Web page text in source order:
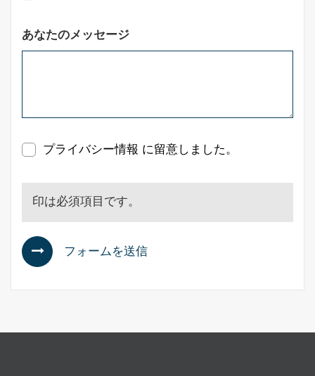
あなたのメッセージ
プライバシー情報 に留意しました。
印は必須項目です。
フォームを送信